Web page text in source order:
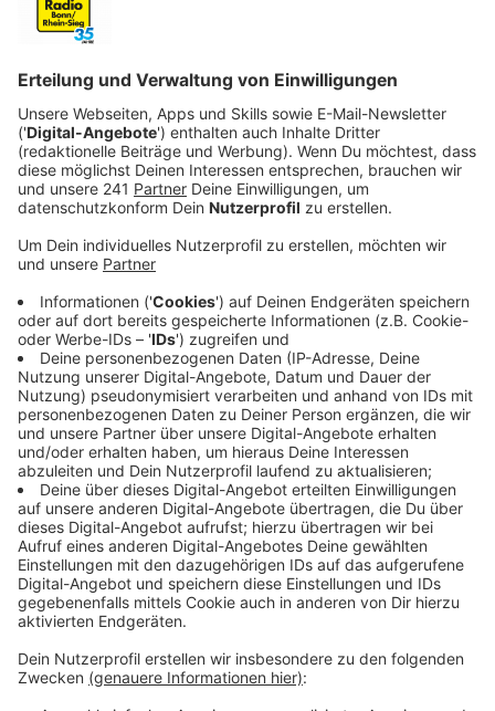
Anzeige
hätte "Human" von One Republic eigentlich schon auf
dem Markt sein sollen. Doch es kam alles anders. Ryan
Tedder, Sänger und Frontman der weltbekannten
Band, verschob das Album vorerst. Damals hieß es, das
gewesen. Dann kam die Corona-Pandemie und "Human"
One Republic schlussendlich nun, im August 2021
zurück und sagte: "Wir sind so froh, dass es wir es
endlich verkünden können: Das offizielle Release-
Datum von "Human" wird der 27. August 2021 sein.
Danke für eure Geduld und die Unterstützung unserer
Singles, die wir bis dato veröffentlicht haben."
Anzeige
Tedder und seine Bandkollegen bringen mit "Human"
ein Album raus, das auf der Standard-Edition zwölf
Titel beinhaltet, auf der Deluxeversion 16. Darunter
Chartstürmer wie "Rescue Me" oder "Run". Tedder, der
sich in der Corona-Zeit auch als Solo-Artist versuchte